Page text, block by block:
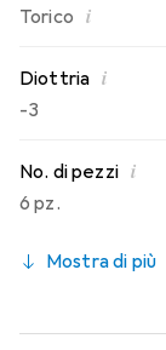
Torico i
Diottria i
-3
No. di pezzi i
6 pz.
Mostra di più